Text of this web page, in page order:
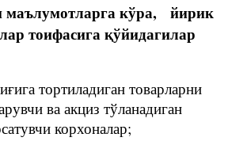
маълумотларга кўра, йирик
тоифасига қўйидагилар
тортиладиган товарларни
ва акциз тўланадиган
корхоналар;